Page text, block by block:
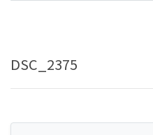
DSC_2375